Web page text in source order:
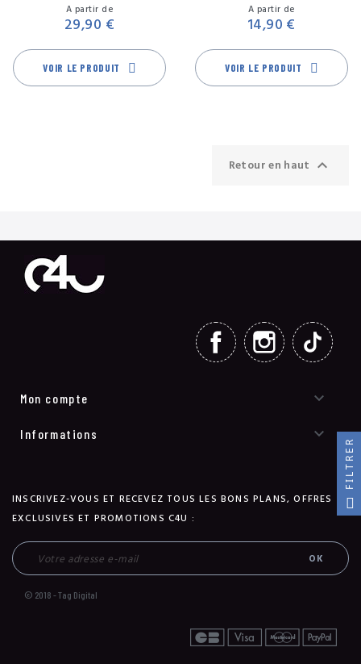
A partir de
29,90 €
VOIR LE PRODUIT
A partir de
14,90 €
VOIR LE PRODUIT
Retour en haut 
FACEBOOK INSTAGRAM
Mon compte 
Informations 
INSCRIVEZ-VOUS ET RECEVEZ TOUS LES BONS PLANS, OFFRES
EXCLUSIVES ET PROMOTIONS C4U :
© 2018 - Tag Digital
FILTRER